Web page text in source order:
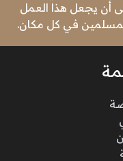
أن يجعل هذا العمل
في كل مكان.